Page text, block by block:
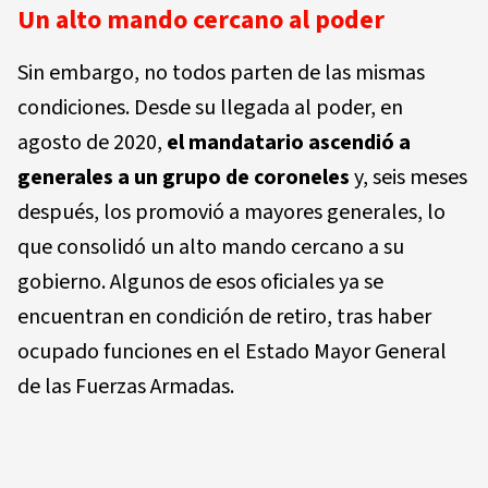
Un alto mando cercano al poder
Sin embargo, no todos parten de las mismas
condiciones. Desde su llegada al poder, en
agosto de 2020, el mandatario ascendió a
generales a un grupo de coronelesy, seis meses
después, los promovió a mayores generales, lo
que consolidó un alto mando cercano a su
gobierno. Algunos de esos oficiales ya se
encuentran en condición de retiro, tras haber
ocupado funciones en el Estado Mayor General
de las Fuerzas Armadas.